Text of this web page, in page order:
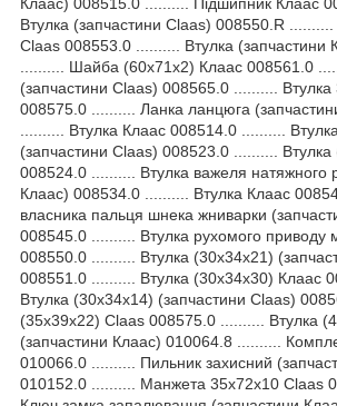
Клаас) 008515.0 .......... Підшипник Клаас
Втулка (запчастини Claas) 008550.R
Claas 008553.0 .......... Втулка (запчастини
.......... Шайба (60x71x2) Клаас 008561.0
(запчастини Claas) 008565.0 ..........
008575.0 .......... Ланка ланцюга
.......... Втулка Клаас 008514.0 ..........
(запчастини Claas) 008523.0 ..........
008524.0 .......... Втулка важеля натяжного
Клаас) 008534.0 .......... Втулка Клаас
власника пальця шнека жниварки
008545.0 .......... Втулка рухомого приводу
008550.0 .......... Втулка (30x34x21)
008551.0 .......... Втулка (30x34x30) Клаас
Втулка (30х34х14) (запчастини Claas)
(35x39x22) Claas 008575.0 .......... Втулка
(запчастини Клаас) 010064.8 ..........
010066.0 .......... Пильник захисний
010152.0 .......... Манжета 35х72х10 Claas